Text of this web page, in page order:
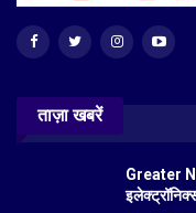
ताज़ा खबरें
Greater